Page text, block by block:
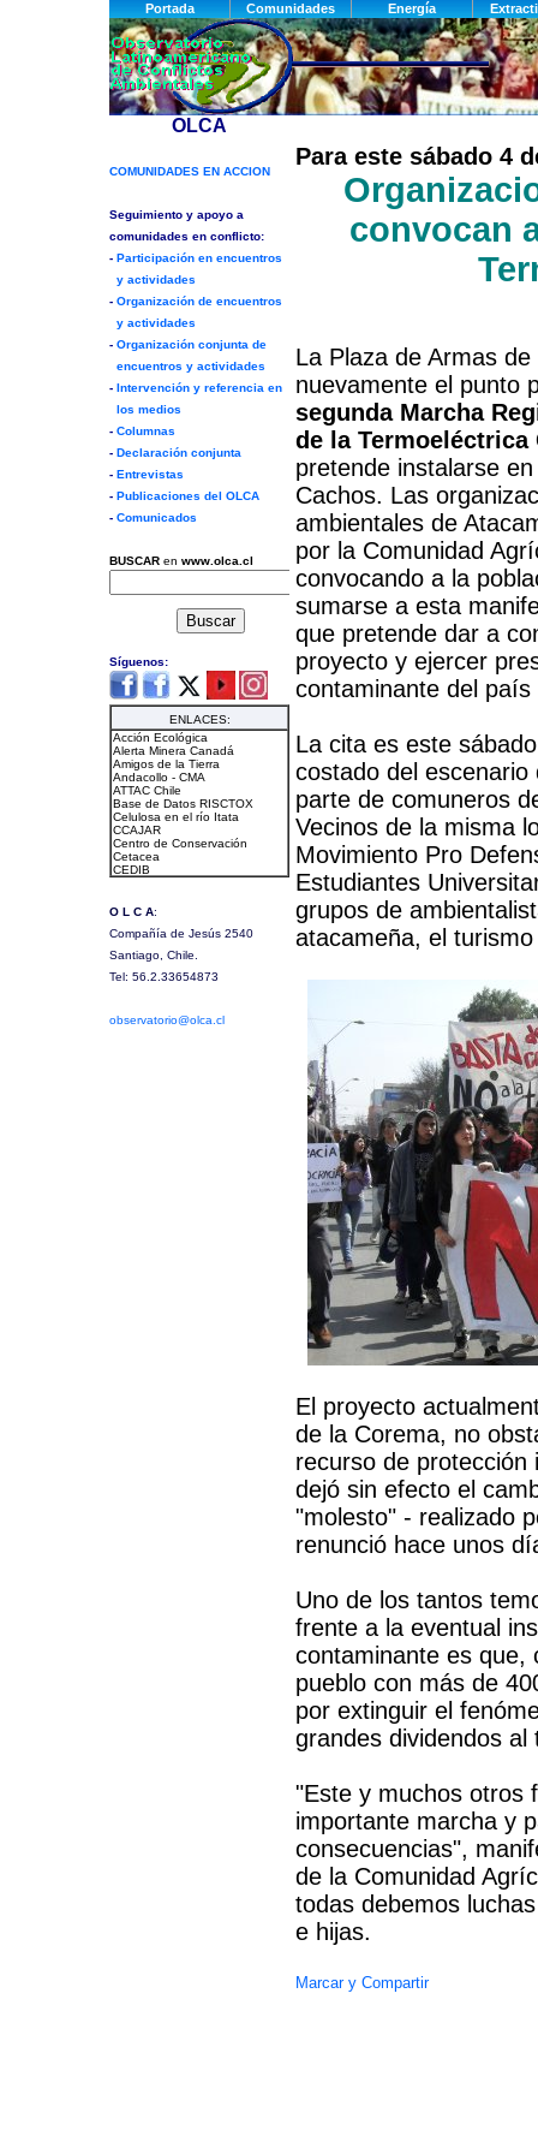
Para este sábado 4
convocan
La Plaza de Armas
nuevamente el punto
segunda Marcha
de la Termoeléctrica
pretende instalarse
Cachos. Las
ambientales de
por la Comunidad
convocando a la
sumarse a esta
que pretende dar a
proyecto y ejercer
contaminante del
La cita es este
costado del
parte de comuneros
Vecinos de la misma
Movimiento Pro
Estudiantes
grupos de
atacameña, el
El proyecto
de la Corema, no
recurso de protección
dejó sin efecto el
"molesto" - realizado
renunció hace unos
Uno de los tantos
frente a la eventual
contaminante es que,
pueblo con más de
por extinguir el
grandes dividendos
"Este y muchos otros
importante marcha y
consecuencias",
de la Comunidad
todas debemos
e hijas.